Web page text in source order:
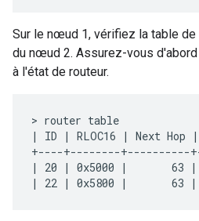
Sur le nœud 1, vérifiez la table de
du nœud 2. Assurez-vous
à l'état de routeur.
> router table
| ID | RLOC16 | Next
+----+--------+----------
| 20 | 0x5000 |       63